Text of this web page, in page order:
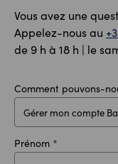
Vous avez une
Appelez-nous au
de 9 h à 18 h | le
Comment pouvons-
Prénom *